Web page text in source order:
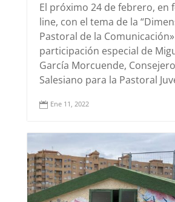
El próximo 24 de febrero, en
line, con el tema de la
Pastoral de la
participación especial de
García Morcuende,
Salesiano para la Pastoral
 Ene 11, 2022